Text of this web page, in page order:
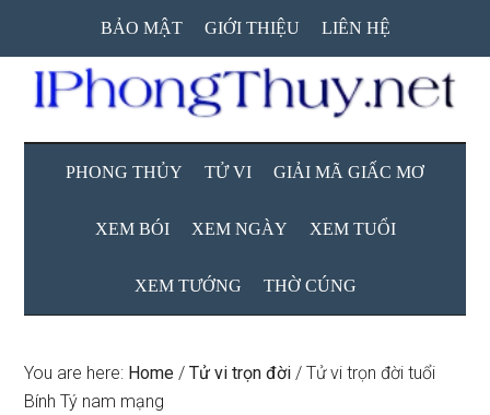
main
content
secondary
menu
primary
sidebar
BẢO MẬT GIỚI THIỆU LIÊN HỆ
PHONG THỦY TỬ VI GIẢI MÃ GIẤC MƠ
XEM BÓI XEM NGÀY XEM TUỔI
XEM TƯỚNG THỜ CÚNG
You are here: Home / Tử vi trọn đời / Tử vi trọn đời tuổi
Bính Tý nam mạng